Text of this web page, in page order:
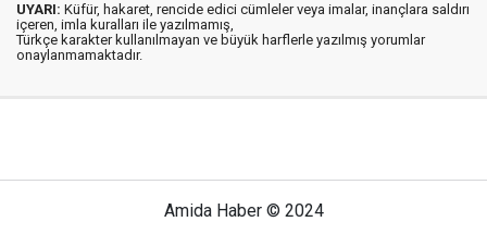
UYARI: Küfür, hakaret, rencide edici cümleler veya imalar, inançlara saldırı
içeren, imla kuralları ile yazılmamış,
Türkçe karakter kullanılmayan ve büyük harflerle yazılmış yorumlar
onaylanmamaktadır.
Amida Haber © 2024